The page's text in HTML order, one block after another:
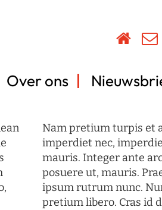
Over ons
Nam pretium turpis et
imperdiet nec,
mauris. Integer ante
posuere ut, mauris.
ipsum rutrum nunc.
pretium libero. Cras id